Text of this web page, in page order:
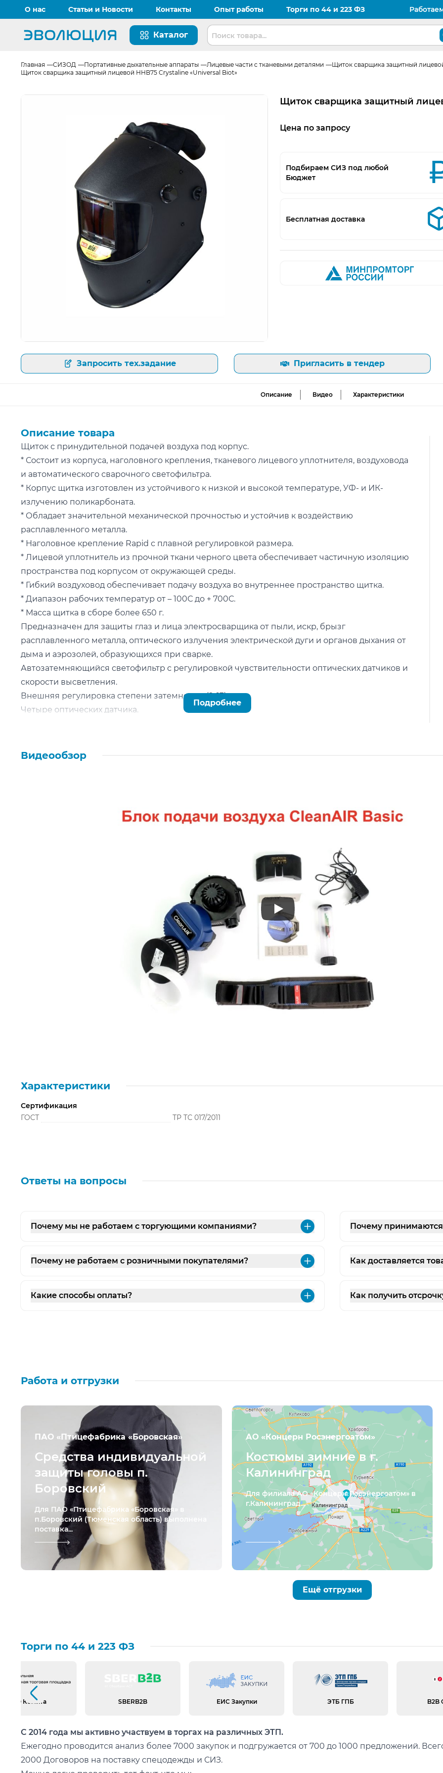
О нас Статьи и Новости Контакты Опыт работы Торги по 44 и 223 ФЗ
Перейти на главную страницу
Каталог
Главная СИЗОД Портативные дыхательные аппараты Лицевые части с тканевыми деталями
Щиток сварщика защитный
Щиток сварщика защитный лицевой ННВ75 Crystaline «Universal Biot»
Щиток сварщика защитный
Цена по запросу
Подбираем СИЗ под любой
Бюджет
Бесплатная доставка
Запросить тех.задание Пригласить в тендер
Описание Видео Характеристики
Описание товара
Щиток с принудительной подачей воздуха под корпус.
* Состоит из корпуса, наголовного крепления, тканевого лицевого уплотнителя, воздуховода
и автоматического сварочного светофильтра.
* Корпус щитка изготовлен из устойчивого к низкой и высокой температуре, УФ- и ИК-
излучению поликарбоната.
* Обладает значительной механической прочностью и устойчив к воздействию
расплавленного металла.
* Наголовное крепление Rapid с плавной регулировкой размера.
* Лицевой уплотнитель из прочной ткани черного цвета обеспечивает частичную изоляцию
пространства под корпусом от окружающей среды.
* Гибкий воздуховод обеспечивает подачу воздуха во внутреннее пространство щитка.
* Диапазон рабочих температур от – 100С до + 700С.
* Масса щитка в сборе более 650 г.
Предназначен для защиты глаз и лица электросварщика от пыли, искр, брызг
расплавленного металла, оптического излучения электрической дуги и органов дыхания от
дыма и аэрозолей, образующихся при сварке.
Автозатемняющийся светофильтр с регулировкой чувствительности оптических датчиков и
скорости высветления.
Внешняя регулировка степени затемнения (9-13).
Четыре оптических датчика.
Оптические свойства 1/1/1/2.
0,1-0,9
-10°C + 70°C
Подробнее
Видеообзор
Характеристики
Сертификация
ГОСТ
ТР ТС 017/2011
Ответы на вопросы
Почему мы не работаем с торгующими компаниями? РазвернутьПочему принимаются
Почему не работаем с розничными покупателями? РазвернутьКак доставляется
Какие способы оплаты? Развернуть
Как получить
Работа и отгрузки
ПАО «Птицефабрика «Боровская»
Средства индивидуальной
защиты головы п.
Боровский
Для ПАО «Птицефабрика «Боровская» в
п.Боровский (Тюменская область) выполнена
поставка...
АО «Концерн Росэнергоатом»
Костюмы зимние в г.
Калининград
Для филиала АО «Концерн Росэнергоатом» в
г.Калининград...
Ещё отгрузки
Торги по 44 и 223 ФЗ
АО Комита SBERB2B ЕИС Закупки ЭТБ ГПБ B2B
Предыдущий слайд
С 2014 года мы активно участвуем в торгах на различных ЭТП.
Ежегодно проводится анализ более 7000 закупок и подгружается от 700 до 1000 предложений.
2000 Договоров на поставку спецодежды и СИЗ.